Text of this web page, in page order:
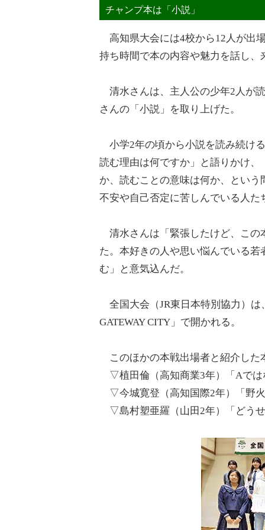
チャンプ本は「小説」
高知県大会には4校から12人が出
持ち時間で本の内容や魅力を話し
清水さんは、主人公の少年2人が
さんの「小説」を取り上げた。
小学2年の頃から小説を読み続け
読む理由は何ですか」と語りかけ
か、読むことの意味は何か、とい
不安や自己否定に苦しんでいる人
清水さんは「緊張したけど、この
た。本好きの人や思い悩んでいる
む」と意気込んだ。
全国大会（JR東日本特別協力）は
GATEWAY CITY」で開かれる。
このほかの本戦出場者と紹介した
▽植田倫（高知商業3年）「Aでは
▽今城寛登（高知国際2年）「野
▽島村塑亜羅（山田2年）「どう